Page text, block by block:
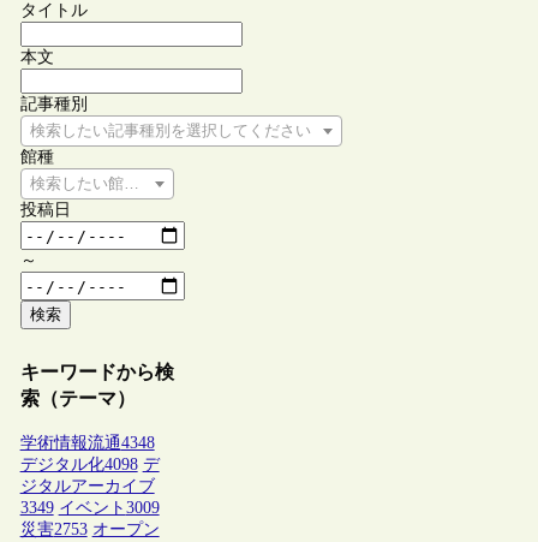
タイトル
本文
記事種別
検索したい記事種別を選択してください
館種
検索したい館種を選択してください
投稿日
～
検索
キーワードから検
索（テーマ）
学術情報流通4348
デジタル化4098 デ
ジタルアーカイブ
3349 イベント 3009
災害2753 オープン